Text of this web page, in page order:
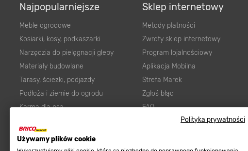
Polityka prywatności
Używamy plików cookie
Najpopularniejsze
Meble ogrodowe
Kosiarki, kosy, podkaszarki
Narzędzia do pielęgnacji gleby
Materiały budowlane
Tarasy, ścieżki, podjazdy
Podłoża i ziemie do ogrodu
Karma dla psa
Farby wewnętrzne białe
Elektryka
Sklep internetowy
Metody płatności
Zwroty sklep internetowy
Program lojalnościowy
Aplikacja Mobilna
Strefa Marek
Zgłoś błąd
FAQ
Prawny obowiązek zapewnienia
Program Brico PRO